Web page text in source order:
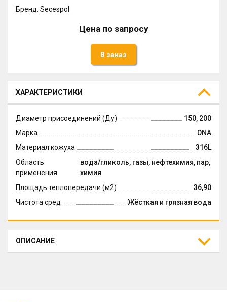
Бренд: Secespol
Цена по запросу
В заказ
ХАРАКТЕРИСТИКИ
Диаметр присоединений (Ду)
150, 200
Марка
DNA
Материал кожуха
316L
Область
применения
вода/гликоль, газы, нефтехимия, пар,
химия
Площадь теплопередачи (м2)
36,90
Чистота сред
Жёсткая и грязная вода
ОПИСАНИЕ